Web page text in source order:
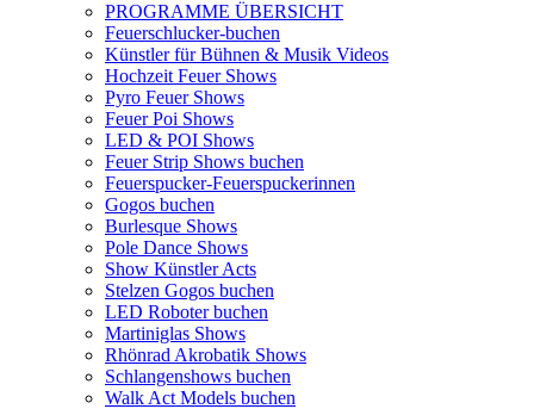
PROGRAMME ÜBERSICHT
Feuerschlucker-buchen
Künstler für Bühnen & Musik Videos
Hochzeit Feuer Shows
Pyro Feuer Shows
Feuer Poi Shows
LED & POI Shows
Feuer Strip Shows buchen
Feuerspucker-Feuerspuckerinnen
Gogos buchen
Burlesque Shows
Pole Dance Shows
Show Künstler Acts
Stelzen Gogos buchen
LED Roboter buchen
Martiniglas Shows
Rhönrad Akrobatik Shows
Schlangenshows buchen
Walk Act Models buchen